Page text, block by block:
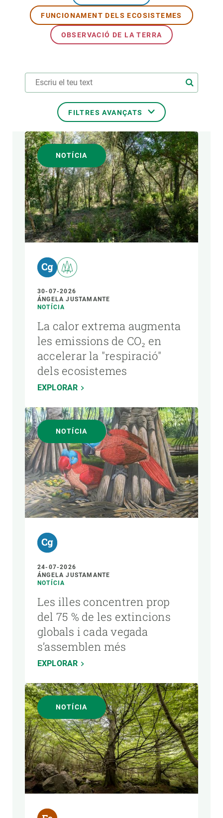
FUNCIONAMENT DELS ECOSISTEMES
OBSERVACIÓ DE LA TERRA
FILTRES AVANÇATS
ÀREES DE RECERCA
TEMES TRANSVERSALS
FORMAT
NOTÍCIA
30-07-2026
ÁNGELA JUSTAMANTE
NOTÍCIA
La calor extrema augmenta
les emissions de CO₂ en
accelerar la "respiració"
dels ecosistemes
EXPLORAR
NOTÍCIA
24-07-2026
ÁNGELA JUSTAMANTE
NOTÍCIA
Les illes concentren prop
del 75 % de les extincions
globals i cada vegada
s’assemblen més
EXPLORAR
NOTÍCIA
PARTICIPA
NOTÍCIES I AGENDA